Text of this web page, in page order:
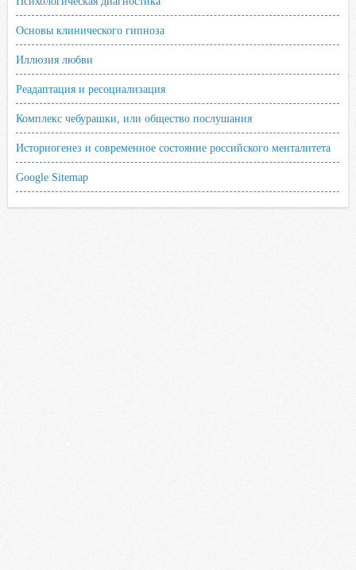
Основы клинического гипноза
Иллюзия любви
Реадаптация и ресоциализация
Комплекс чебурашки, или общество послушания
Историогенез и современное состояние российского менталитета
Google Sitemap